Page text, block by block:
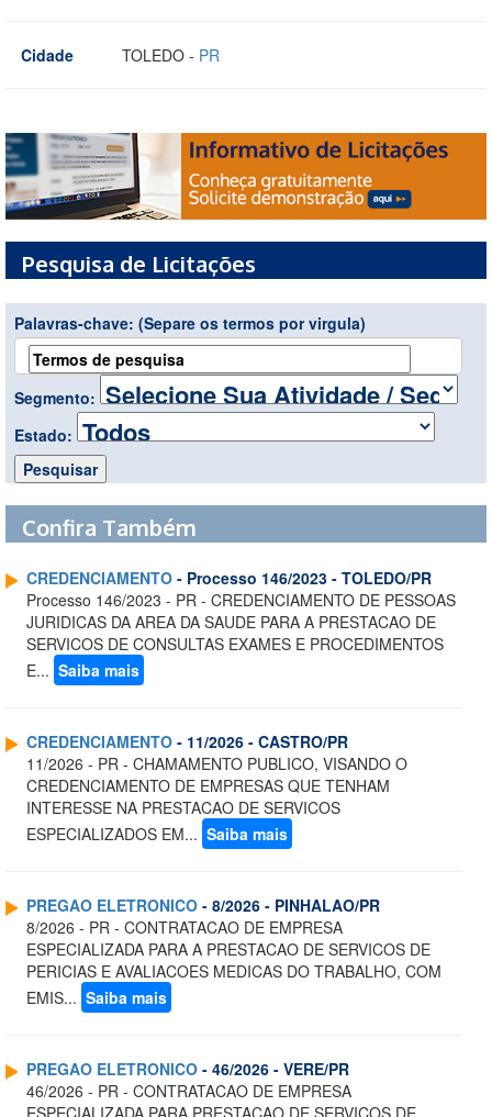
Cidade TOLEDO - PR
Pesquisa de Licitações
Palavras-chave: (Separe os termos por virgula)
Segmento:
Estado:
Confira Também
CREDENCIAMENTO - Processo 146/2023 - TOLEDO/PR
Processo 146/2023 - PR - CREDENCIAMENTO DE PESSOAS
JURIDICAS DA AREA DA SAUDE PARA A PRESTACAO DE
SERVICOS DE CONSULTAS EXAMES E PROCEDIMENTOS
E... Saiba mais
CREDENCIAMENTO - 11/2026 - CASTRO/PR
11/2026 - PR - CHAMAMENTO PUBLICO, VISANDO O
CREDENCIAMENTO DE EMPRESAS QUE TENHAM
INTERESSE NA PRESTACAO DE SERVICOS
ESPECIALIZADOS EM... Saiba mais
PREGAO ELETRONICO - 8/2026 - PINHALAO/PR
8/2026 - PR - CONTRATACAO DE EMPRESA
ESPECIALIZADA PARA A PRESTACAO DE SERVICOS DE
PERICIAS E AVALIACOES MEDICAS DO TRABALHO, COM
EMIS... Saiba mais
PREGAO ELETRONICO - 46/2026 - VERE/PR
46/2026 - PR - CONTRATACAO DE EMPRESA